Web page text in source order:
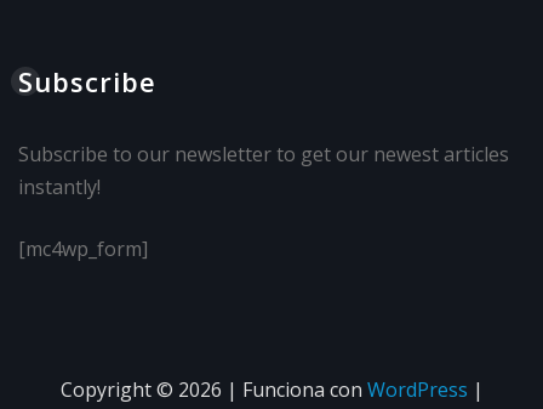
Subscribe
Subscribe to our newsletter to get our newest articles
instantly!
[mc4wp_form]
Copyright © 2026 | Funciona con WordPress |